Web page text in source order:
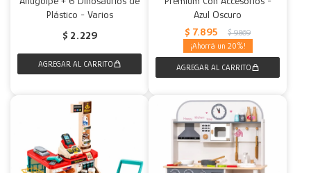
Plástico - Varios
$ 2.229
Azul Oscuro
$ 7.895 $ 9.869
20
Fundas
Accesorios para el hogar
Muebles Infantiles